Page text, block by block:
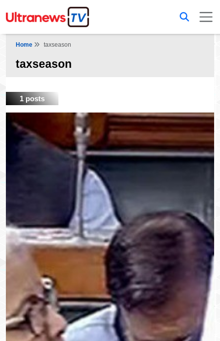
Home taxseason
taxseason
1 posts